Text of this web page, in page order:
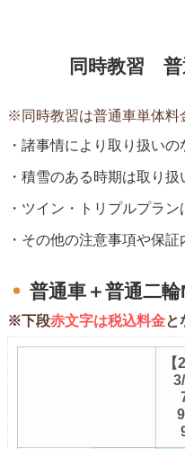
同時教習
※同時教習は普通車単体料
諸事情により取り扱いの
積雪のある時期は取り扱
ツイン・トリプルプラン
その他の注意事項や保証
普通車＋普通二輪
※下段赤文字は税込料金と
【